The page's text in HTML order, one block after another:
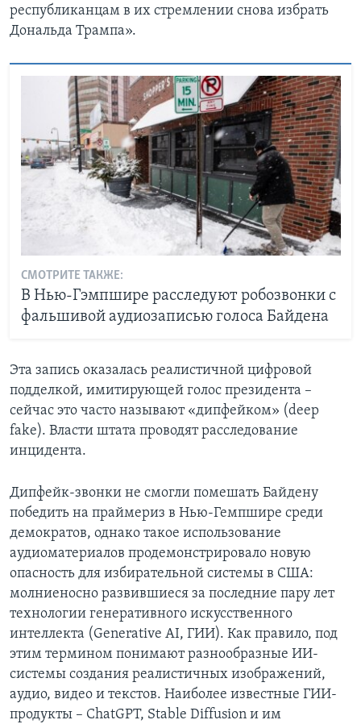
республиканцам в их стремлении снова избрать
Дональда Трампа».
СМОТРИТЕ ТАКЖЕ:
В Нью-Гэмпшире расследуют робозвонки с
фальшивой аудиозаписью голоса Байдена
Эта запись оказалась реалистичной цифровой
подделкой, имитирующей голос президента –
сейчас это часто называют «дипфейком» (deep
fake). Власти штата проводят расследование
инцидента.
Дипфейк-звонки не смогли помешать Байдену
победить на праймериз в Нью-Гемпшире среди
демократов, однако такое использование
аудиоматериалов продемонстрировало новую
опасность для избирательной системы в США:
молниеносно развившиеся за последние пару лет
технологии генеративного искусственного
интеллекта (Generative AI, ГИИ). Как правило, под
этим термином понимают разнообразные ИИ-
системы создания реалистичных изображений,
аудио, видео и текстов. Наиболее известные ГИИ-
продукты – ChatGPT, Stable Diffusion и им